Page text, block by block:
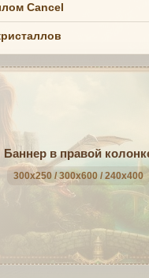
Cancel
Баннер в правой
300x250 / 300x600 / 240x400